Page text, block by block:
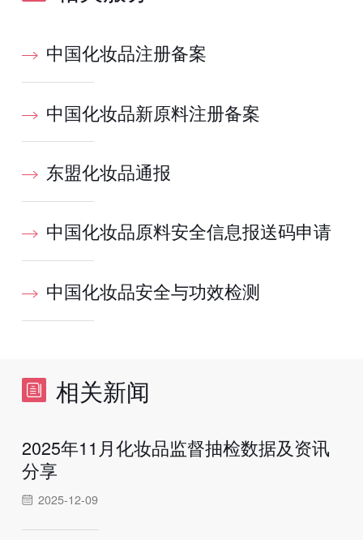
中国化妆品注册备案
中国化妆品新原料注册备案
东盟化妆品通报
中国化妆品原料安全信息报送码申请
中国化妆品安全与功效检测
相关新闻
2025年11月化妆品监督抽检数据及资讯
分享
2025-12-09